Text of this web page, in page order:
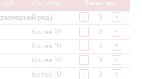
руб Остаток
Заказ, шт
ряд)
- +
более 10 - +
более 10 - +
более 10 - +
более 10 - +